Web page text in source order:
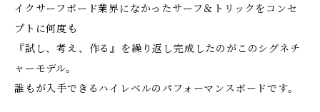
イクサーフボード業界になかったサーフ＆トリックをコンセ
プトに何度も
『試し、考え、作る』を繰り返し完成したのがこのシグネチ
ャーモデル。
誰もが入手できるハイレベルのパフォーマンスボードです。